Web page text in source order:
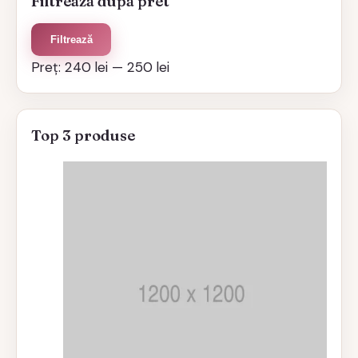
Preț
minim
Preț
maxim
Filtrează
Preț:240 lei —250 lei
Top 3 produse